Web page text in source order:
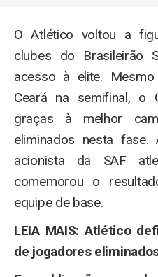
O Atlético voltou a
clubes do Brasileirão
acesso à elite.
Ceará na semifinal, o
graças à melhor
eliminados nesta
acionista da SAF
comemorou o
equipe de base.
LEIA MAIS: Atlético
de jogadores